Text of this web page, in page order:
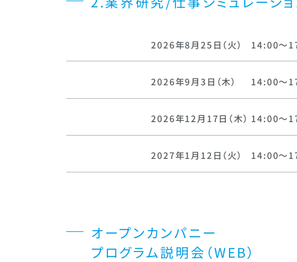
2026年8月25日（火） 14:00～
2026年9月3日（木） 14:00～
2026年12月17日（木） 14:00～
2027年1月12日（火） 14:00～
オープンカンパニー
プログラム説明会（WEB）